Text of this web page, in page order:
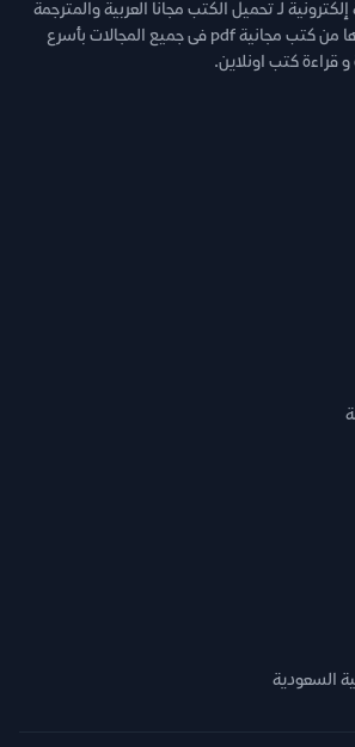
لـ تحميل الكتب مجانا العربية والمترجمة
والروايات والقصص وغيرها من كتب مجانية pdf فى جميع المجالات بأسرع
قراءة كتب اونلاين.
السعودية